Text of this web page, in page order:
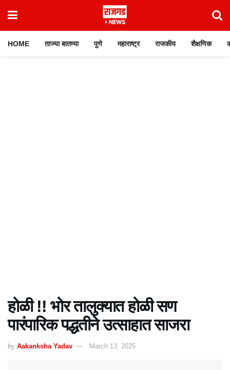
HOME ताज्या बातम्या पुणे महाराष्ट्र राजकीय शैक्षणिक
होळी !! भोर तालुक्यात होळी सण
पारंपारिक पद्धतीने उत्साहात साजरा
by Aakanksha Yadav March 13, 2025